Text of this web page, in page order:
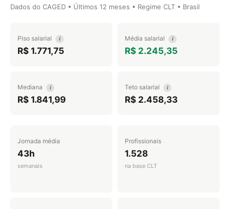
Dados do CAGED • Últimos 12 meses • Regime CLT • Brasil
Piso salarial i
R$ 1.771,75
Média salarial i
R$ 2.245,35
Mediana i
R$ 1.841,99
Teto salarial i
R$ 2.458,33
Jornada média
43h
semanais
Profissionais
1.528
na base CLT